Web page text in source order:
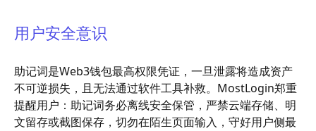
用户安全意识
助记词是Web3钱包最高权限凭证，一旦泄露将造成资产
不可逆损失，且无法通过软件工具补救。MostLogin郑重
提醒用户：助记词务必离线安全保管，严禁云端存储、明
文留存或截图保存，切勿在陌生页面输入，守好用户侧最